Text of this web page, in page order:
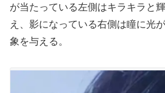
が当たっている左側はキラキラと
え、影になっている右側は瞳に光
象を与える。